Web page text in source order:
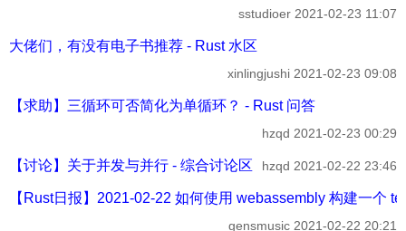
sstudioer 2021-02-23 11:07
大佬们，有没有电子书推荐 - Rust 水区
xinlingjushi 2021-02-23 09:08
【求助】三循环可否简化为单循环？ - Rust 问答
hzqd 2021-02-23 00:29
【讨论】关于并发与并行 - 综合讨论区 hzqd 2021-02-22 23:46
【Rust日报】2021-02-22 如何使用 webassembly 构建一个
gensmusic 2021-02-22 20:21